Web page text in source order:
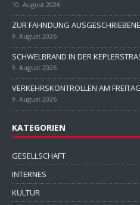
10. August 2026
ZUR FAHNDUNG
9. August 2026
SCHWELBRAND IN DER
9. August 2026
VERKEHRSKONTROLLEN AM
9. August 2026
KATEGORIEN
GESELLSCHAFT
INTERNES
KULTUR